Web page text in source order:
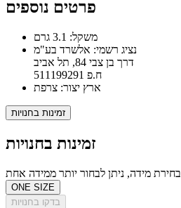
פרטים נוספים
משקל: 3.1 גרם
נציג רשמי: אלשרד בע"מ
דרך בן צבי 84, תל אביב
ח.פ 511199291
ארץ יצור: צרפת
זמינות בחנויות
זמינות בחנויות
בחירת מידה, ניתן לבחור יותר ממידה אחת
ONE SIZE
בדקו בחנויות